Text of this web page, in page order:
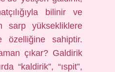
bilinir ve
sarp yüksekliklere
özelliğine sahiptir.
çıkar? Galdirik
“kaldirik”, “ıspit”,